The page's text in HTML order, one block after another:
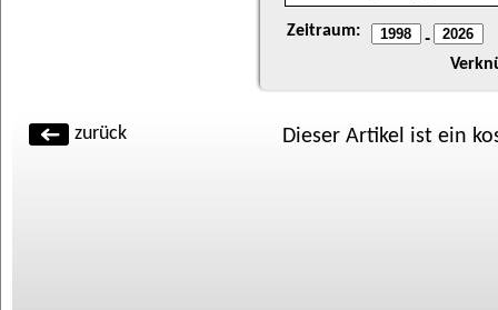
Zeitraum: -
zurück Dieser Artikel ist ein